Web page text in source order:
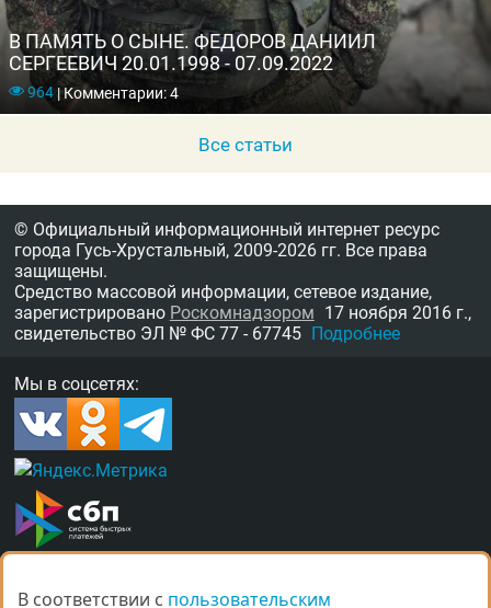
В ПАМЯТЬ О СЫНЕ. ФЕДОРОВ ДАНИИЛ
СЕРГЕЕВИЧ 20.01.1998 - 07.09.2022
964 |Комментарии: 4
Все статьи
© Официальный информационный интернет ресурс
города Гусь-Хрустальный, 2009-2026 гг. Все права
защищены.
Средство массовой информации, сетевое издание,
зарегистрировано Роскомнадзором 17 ноября 2016 г.,
свидетельство ЭЛ № ФС 77 - 67745 Подробнее
Мы в соцсетях:
В соответствии с пользовательским
В соответствии с пользовательским